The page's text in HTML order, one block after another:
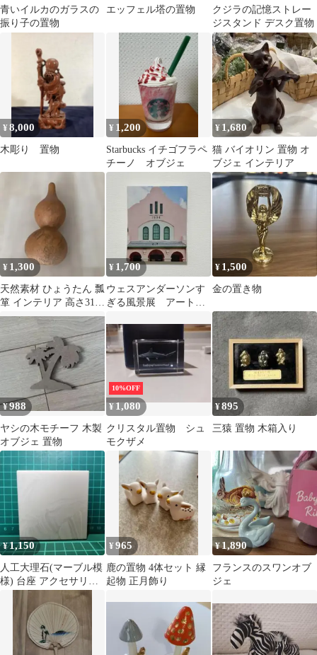
青いイルカのガラスの
振り子の置物
エッフェル塔の置物
クジラの記憶ストレー
ジスタンド デスク置物
¥8,000
木彫り 置物
¥ 1,200
Starbucks イチゴフラペ
チーノ オブジェ
¥ 1,680
猫 バイオリン 置物 オ
ブジェ インテリア
¥ 1,300
天然素材 ひょうたん 瓢
箪 インテリア 高さ31セ
ンチ
¥ 1,700
ウェスアンダーソンす
ぎる風景展 アートパ
¥ 1,500
金の置き物
¥988
ヤシの木モチーフ 木製
オブジェ 置物
10%OFF
¥1,080
クリスタル置物 シュ
モクザメ
¥895
三猿 置物 木箱入り
¥1,150
人工大理石(マーブル模
様) 台座 アクセサリー
¥965
鹿の置物 4体セット 縁
起物 正月飾り
¥1,890
フランスのスワンオブ
ジェ